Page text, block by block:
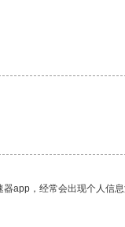
app，经常会出现个人信息